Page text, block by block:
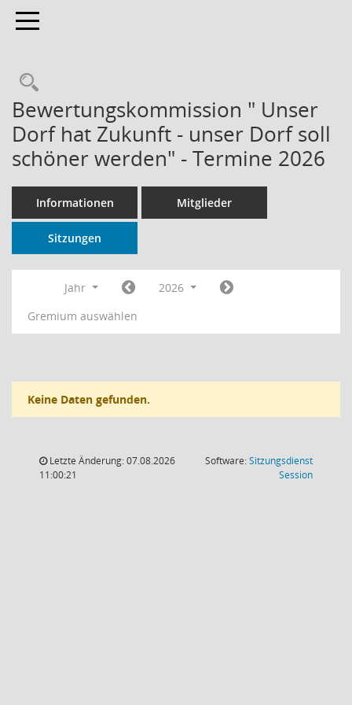
Toggle navigation
Rechercheauswahl
Bewertungskommission " Unser
Dorf hat Zukunft - unser Dorf soll
schöner werden" - Termine 2026
Informationen Mitglieder
Sitzungen
Jahr
2026
Gremium auswählen
Keine Daten gefunden.
Letzte Änderung: 07.08.2026
11:00:21
Software:Sitzungsdienst
Session(Wird in